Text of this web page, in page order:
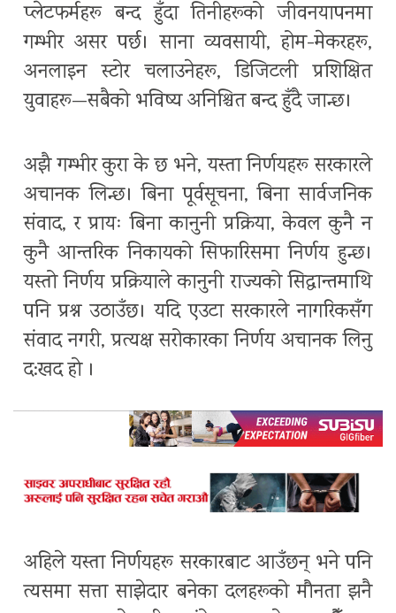
प्लेटफर्महरू बन्द हुँदा तिनीहरूको जीवनयापनमा
गम्भीर असर पर्छ। साना व्यवसायी, होम-मेकरहरू,
अनलाइन स्टोर चलाउनेहरू, डिजिटली प्रशिक्षित
युवाहरू—सबैको भविष्य अनिश्चित बन्द हुँदै जान्छ।
अझै गम्भीर कुरा के छ भने, यस्ता निर्णयहरू सरकारले
अचानक लिन्छ। बिना पूर्वसूचना, बिना सार्वजनिक
संवाद, र प्रायः बिना कानुनी प्रक्रिया, केवल कुनै न
कुनै आन्तरिक निकायको सिफारिसमा निर्णय हुन्छ।
यस्तो निर्णय प्रक्रियाले कानुनी राज्यको सिद्धान्तमाथि
पनि प्रश्न उठाउँछ। यदि एउटा सरकारले नागरिकसँग
संवाद नगरी, प्रत्यक्ष सरोकारका निर्णय अचानक लिनु
द:खद हाे ।
अहिले यस्ता निर्णयहरू सरकारबाट आउँछन् भने पनि
त्यसमा सत्ता साझेदार बनेका दलहरूको मौनता झनै